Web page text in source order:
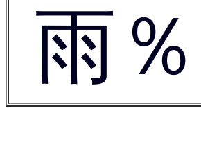
雨％